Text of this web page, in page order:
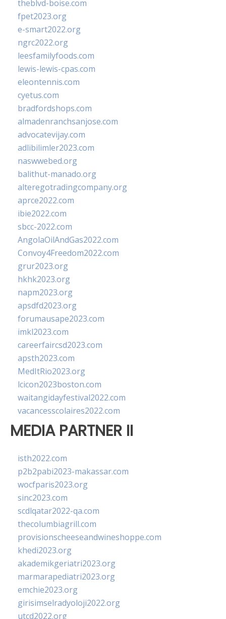
theblvd-boise.com
fpet2023.org
e-smart2022.org
ngrc2022.org
leesfamilyfoods.com
lewis-lewis-cpas.com
eleontennis.com
cyetus.com
bradfordshops.com
almadenranchsanjose.com
advocatevijay.com
adlibilimler2023.com
naswwebed.org
balithut-manado.org
alteregotradingcompany.org
aprce2022.com
ibie2022.com
sbcc-2022.com
AngolaOilAndGas2022.com
Convoy4Freedom2022.com
grur2023.org
hkhk2023.org
napm2023.org
apsdfd2023.org
forumausape2023.com
imkl2023.com
careerfaircsd2023.com
apsth2023.com
MedItRio2023.org
lcicon2023boston.com
waitangidayfestival2022.com
vacancesscolaires2022.com
MEDIA PARTNER II
isth2022.com
p2b2pabi2023-makassar.com
wocfparis2023.org
sinc2023.com
scdlqatar2022-qa.com
thecolumbiagrill.com
provisionscheeseandwineshoppe.com
khedi2023.org
akademikgeriatri2023.org
marmarapediatri2023.org
emchie2023.org
girisimselradyoloji2022.org
utcd2022.org